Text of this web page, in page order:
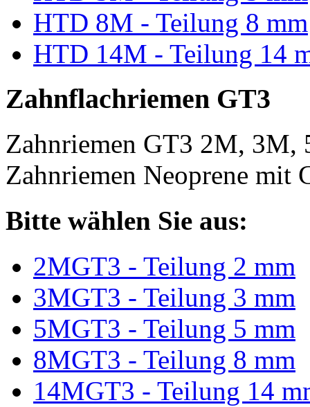
HTD 8M - Teilung 8 mm
HTD 14M - Teilung 14
Zahnflachriemen GT3
Zahnriemen GT3 2M, 3M,
Zahnriemen Neoprene mit
Bitte wählen Sie aus:
2MGT3 - Teilung 2 mm
3MGT3 - Teilung 3 mm
5MGT3 - Teilung 5 mm
8MGT3 - Teilung 8 mm
14MGT3 - Teilung 14